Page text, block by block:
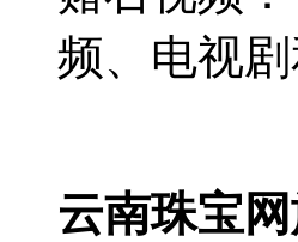
频、电视
云南珠宝